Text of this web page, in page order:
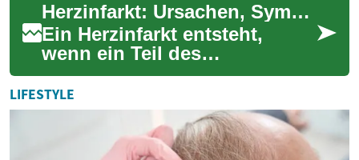
wird. Dieser Artikel...
Herzinfarkt: Ursachen, Symptome, Behandlung und Vorbeugung
Ein Herzinfarkt entsteht,
wenn ein Teil des
Herzmuskels nicht mehr
ausreichend mit Blut versorgt
wird, meist durch ei...
LIFESTYLE